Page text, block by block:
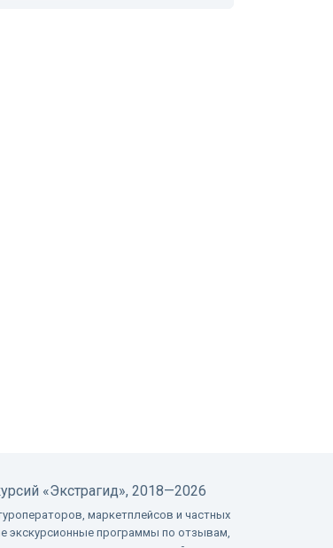
«Экстрагид», 2018—2026
маркетплейсов и частных
экскурсионные программы по отзывам,